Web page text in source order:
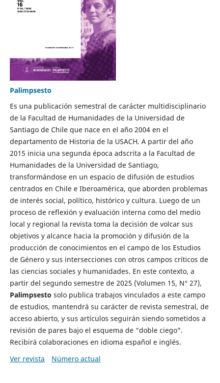
Palimpsesto
Es una publicación semestral de carácter multidisciplinario
de la Facultad de Humanidades de la Universidad de
Santiago de Chile que nace en el año 2004 en el
departamento de Historia de la USACH. A partir del año
2015 inicia una segunda época adscrita a la Facultad de
Humanidades de la Universidad de Santiago,
transformándose en un espacio de difusión de estudios
centrados en Chile e Iberoamérica, que aborden problemas
de interés social, político, histórico y cultura. Luego de un
proceso de reflexión y evaluación interna como del medio
local y regional la revista toma la decisión de volcar sus
objetivos y alcance hacia la promoción y difusión de la
producción de conocimientos en el campo de los Estudios
de Género y sus intersecciones con otros campos críticos de
las ciencias sociales y humanidades. En este contexto, a
partir del segundo semestre de 2025 (Volumen 15, N° 27),
Palimpsesto solo publica trabajos vinculados a este campo
de estudios, mantendrá su carácter de revista semestral, de
acceso abierto, y sus artículos seguirán siendo sometidos a
revisión de pares bajo el esquema de “doble ciego”.
Recibirá colaboraciones en idioma español e inglés.
Ver revista
Número actual